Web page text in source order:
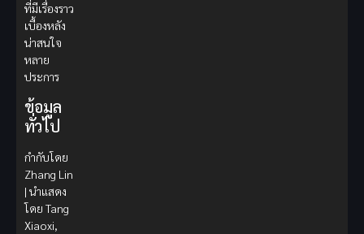
ที่มีเรื่องราว
เบื้องหลัง
น่าสนใจ
หลาย
ประการ
ข้อมูล
ทั่วไป
กำกับโดย
Zhang Lin
| นำแสดง
โดย Tang
Xiaoxi,